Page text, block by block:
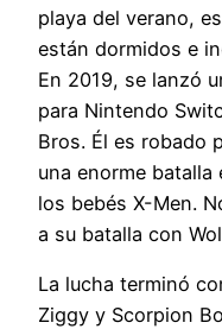
playa del verano,
están dormidos e
En 2019, se lanzó
para Nintendo
Bros. Él es robado
una enorme
los bebés X-Men.
a su batalla con
La lucha terminó
Ziggy y Scorpion